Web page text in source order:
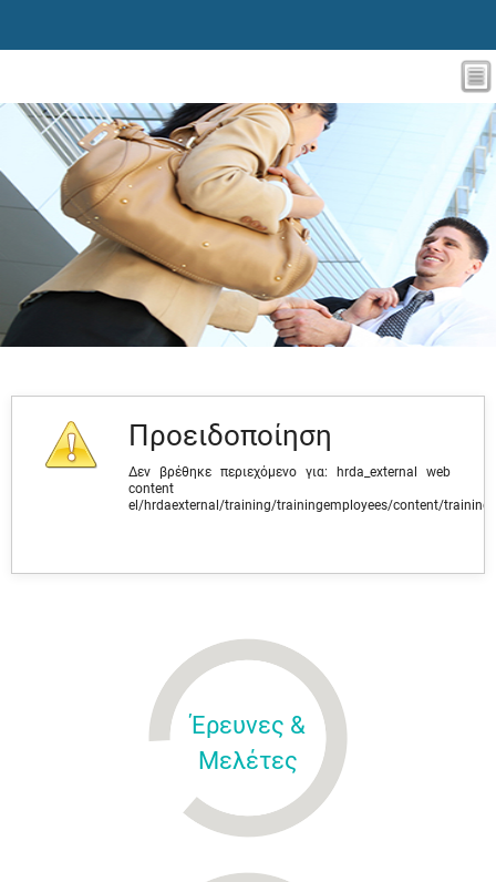
Προειδοποίηση
Δεν βρέθηκε περιεχόμενο για: ‭hrda_external web
content
el/hrdaexternal/training/trainingemployees/content/
Έρευνες &
Μελέτες